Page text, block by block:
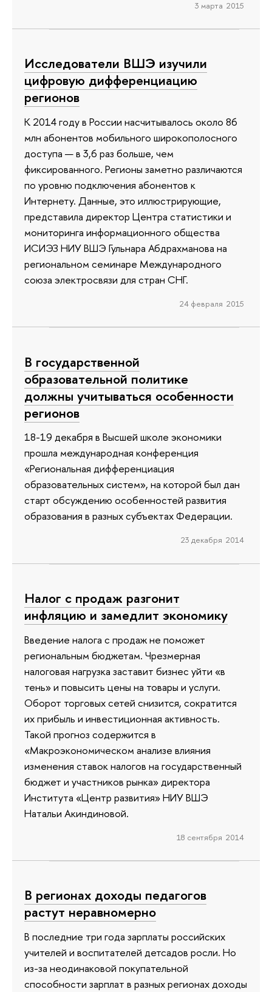
3 марта 2015
Исследователи ВШЭ изучили
цифровую дифференциацию
регионов
К 2014 году в России насчитывалось около 86
млн абонентов мобильного широкополосного
доступа — в 3,6 раз больше, чем
фиксированного. Регионы заметно различаются
по уровню подключения абонентов к
Интернету. Данные, это иллюстрирующие,
представила директор Центра статистики и
мониторинга информационного общества
ИСИЭЗ НИУ ВШЭ Гульнара Абдрахманова на
региональном семинаре Международного
союза электросвязи для стран СНГ.
24 февраля 2015
В государственной
образовательной политике
должны учитываться особенности
регионов
18-19 декабря в Высшей школе экономики
прошла международная конференция
«Региональная дифференциация
образовательных систем», на которой был дан
старт обсуждению особенностей развития
образования в разных субъектах Федерации.
23 декабря 2014
Налог с продаж разгонит
инфляцию и замедлит экономику
Введение налога с продаж не поможет
региональным бюджетам. Чрезмерная
налоговая нагрузка заставит бизнес уйти «в
тень» и повысить цены на товары и услуги.
Оборот торговых сетей снизится, сократится
их прибыль и инвестиционная активность.
Такой прогноз содержится в
«Макроэкономическом анализе влияния
изменения ставок налогов на государственный
бюджет и участников рынка» директора
Института «Центр развития» НИУ ВШЭ
Натальи Акиндиновой.
18 сентября 2014
В регионах доходы педагогов
растут неравномерно
В последние три года зарплаты российских
учителей и воспитателей детсадов росли. Но
из-за неодинаковой покупательной
способности зарплат в разных регионах доходы